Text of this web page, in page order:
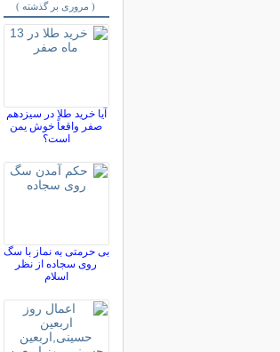
( مروری بر گذشته )
آیا خرید طلا در سیزدهم
صفر واقعاً خوش یمن
است؟
بی حرمتی به نماز با سگ
روی سجاده از نظر
اسلام